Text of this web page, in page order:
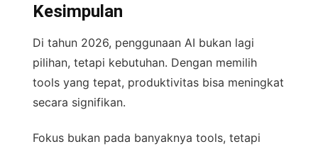
Kesimpulan
Di tahun 2026, penggunaan AI bukan lagi
pilihan, tetapi kebutuhan. Dengan memilih
tools yang tepat, produktivitas bisa meningkat
secara signifikan.
Fokus bukan pada banyaknya tools, tetapi